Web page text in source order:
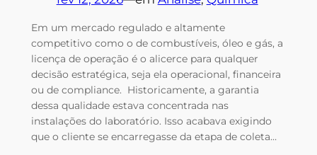
Em um mercado regulado e altamente
competitivo como o de combustíveis, óleo e gás, a
licença de operação é o alicerce para qualquer
decisão estratégica, seja ela operacional, financeira
ou de compliance. Historicamente, a garantia
dessa qualidade estava concentrada nas
instalações do laboratório. Isso acabava exigindo
que o cliente se encarregasse da etapa de coleta…